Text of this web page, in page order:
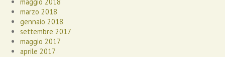
marzo 2018
gennaio 2018
settembre 2017
maggio 2017
aprile 2017